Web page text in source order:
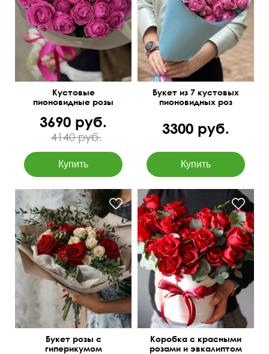
40 см 35 см
Кустовые
пионовидные розы
3690 руб.
4140 руб.
Букет из 7 кустовых
пионовидных роз
3300 руб.
40 см 45 см
Букет розы с
гиперикумом
40 см 45 см
Коробка с красными
розами и эвкалиптом